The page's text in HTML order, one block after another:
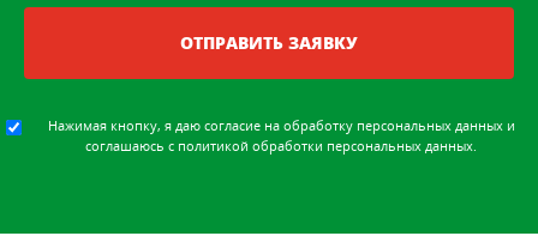
ОТПРАВИТЬ ЗАЯВКУ
Нажимая кнопку, я даю согласие на обработку персональных данныхи
соглашаюсь с политикой обработки персональных данных.